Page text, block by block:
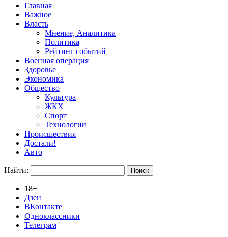
Главная
Важное
Власть
Мнение, Аналитика
Политика
Рейтинг событий
Военная операция
Здоровье
Экономика
Общество
Культура
ЖКХ
Спорт
Технологии
Происшествия
Достали!
Авто
Найти:
18+
Дзен
ВКонтакте
Одноклассники
Телеграм